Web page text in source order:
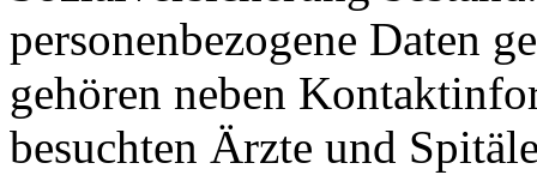
personenbezogene Daten
gehören neben
besuchten Ärzte und